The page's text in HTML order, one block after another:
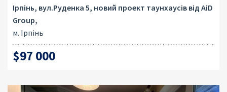
Ірпінь, вул.Руденка 5, новий проект таунхаусів від AiD
Group,
м. Ірпінь
$97 000